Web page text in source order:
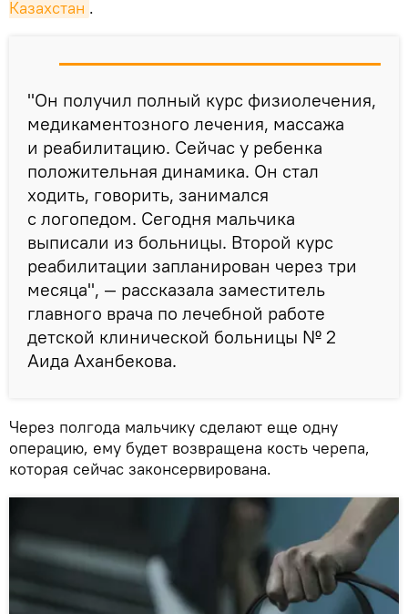
Казахстан .
"Он получил полный курс физиолечения,
медикаментозного лечения, массажа
и реабилитацию. Сейчас у ребенка
положительная динамика. Он стал
ходить, говорить, занимался
с логопедом. Сегодня мальчика
выписали из больницы. Второй курс
реабилитации запланирован через три
месяца", — рассказала заместитель
главного врача по лечебной работе
детской клинической больницы № 2
Аида Аханбекова.
Через полгода мальчику сделают еще одну
операцию, ему будет возвращена кость черепа,
которая сейчас законсервирована.